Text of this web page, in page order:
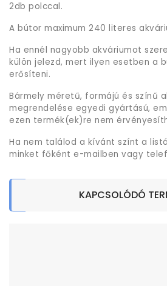
2db polccal.
A bútor maximum 240 literes
Ha ennél nagyobb akváriumot
külön jelezd, mert ilyen esetben a
erősíteni.
Bármely méretű, formájú és színű
megrendelése egyedi gyártású,
ezen termék(ek)re nem
Ha nem találod a kívánt színt a
minket főként e-mailben vagy
KAPCSOLÓDÓ